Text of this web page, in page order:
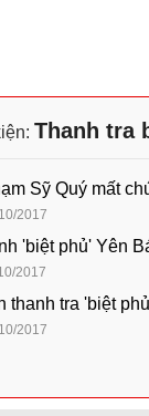
Thanh tra
Sỹ Quý mất
2017
'biệt phủ' Yên
2017
thanh tra 'biệt
2017